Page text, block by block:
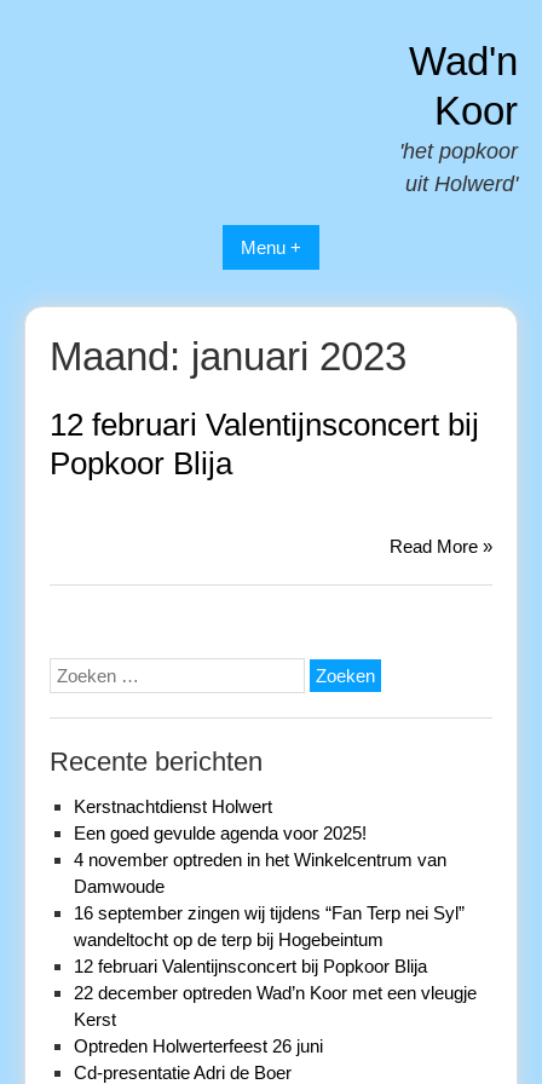
Wad'n
Koor
'het popkoor
uit Holwerd'
Menu +
Maand: januari 2023
12 februari Valentijnsconcert bij
Popkoor Blija
Read More »
Zoeken
naar:
Recente berichten
Kerstnachtdienst Holwert
Een goed gevulde agenda voor 2025!
4 november optreden in het Winkelcentrum van
Damwoude
16 september zingen wij tijdens “Fan Terp nei Syl”
wandeltocht op de terp bij Hogebeintum
12 februari Valentijnsconcert bij Popkoor Blija
22 december optreden Wad’n Koor met een vleugje
Kerst
Optreden Holwerterfeest 26 juni
Cd-presentatie Adri de Boer